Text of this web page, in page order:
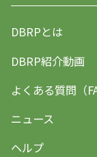
DBRPとは
DBRP紹介動画
よくある質問（
ニュース
ヘルプ